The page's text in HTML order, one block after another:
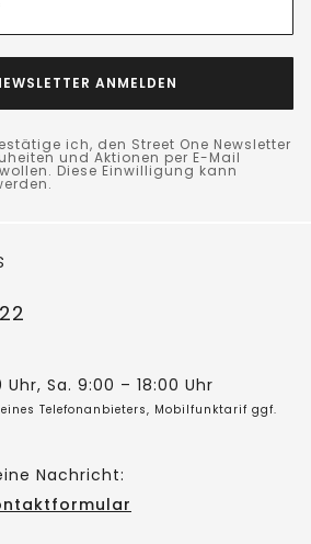
ANMELDEN
ich, den Street One Newsletter
und Aktionen per E-Mail
Diese Einwilligung kann
Sa. 9:00 – 18:00 Uhr
Telefonanbieters, Mobilfunktarif ggf.
Nachricht: